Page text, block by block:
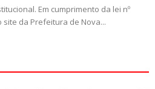
Em cumprimento da lei nº
site da Prefeitura de Nova...